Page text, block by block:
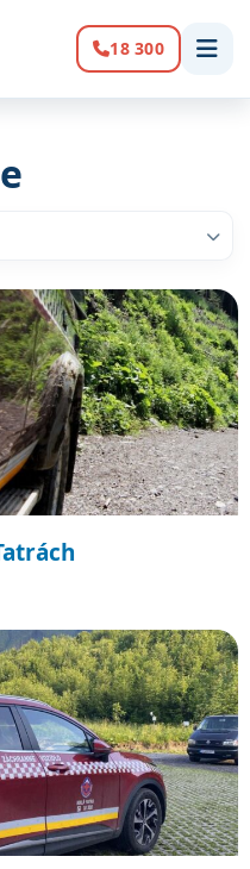
Volanie:
18 300